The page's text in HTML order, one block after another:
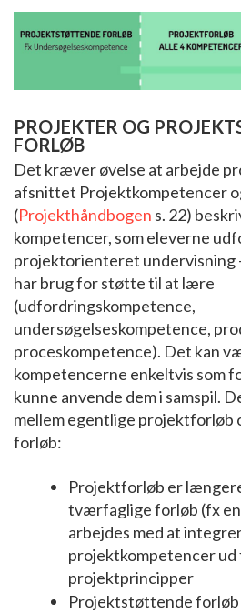
PROJEKTER OG
FORLØB
Det kræver øvelse at arbejde
afsnittet Projektkompetencer
(Projekthåndbogen s. 22)
kompetencer, som eleverne
projektorienteret undervisning
har brug for støtte til at lære
(udfordringskompetence,
undersøgelseskompetence,
proceskompetence). Det kan
kompetencerne enkeltvis som
kunne anvende dem i samspil.
mellem egentlige
forløb:
Projektforløb er
tværfaglige forløb (fx
arbejdes med at
projektkompetencer
projektprincipper
Projektstøttende forløb